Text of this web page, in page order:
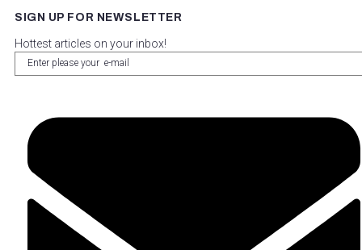
SIGN UP FOR NEWSLETTER
Hottest articles on your inbox!